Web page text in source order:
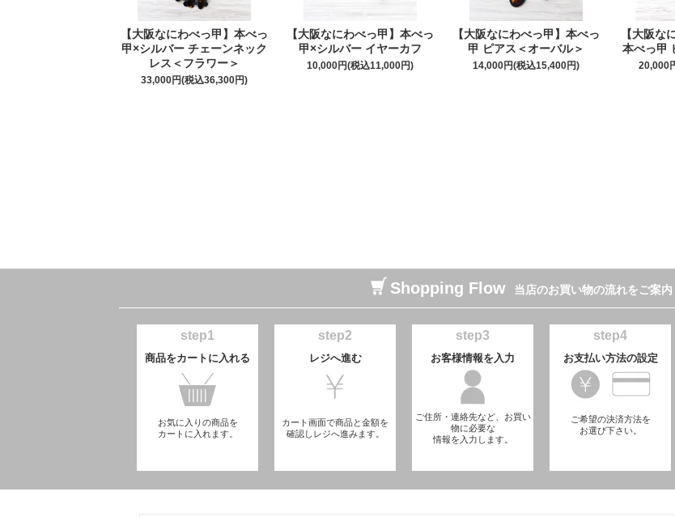
【大阪なにわべっ甲】本べっ
甲×シルバー チェーンネック
レス＜フラワー＞
33,000円(税込36,300円)
【大阪なにわべっ甲】本べっ
甲×シルバー イヤーカフ
10,000円(税込11,000円)
【大阪なにわべっ甲】本べっ
甲 ピアス＜オーバル＞
14,000円(税込15,400円)
【大阪な
本べっ甲
20,000
Shopping Flow 当店のお買い物の流れをご案内
step1
商品をカートに入れる
お気に入りの商品を
カートに入れます。
step2
レジへ進む
カート画面で商品と金額を
確認しレジへ進みます。
step3
お客様情報を入力
ご住所・連絡先など、お買い
物に必要な
情報を入力します。
step4
お支払い方法の設定
ご希望の決済方法を
お選び下さい。